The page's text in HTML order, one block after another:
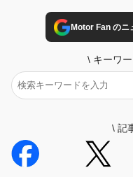
Motor Fan のニ
\ キーワ
\ 記